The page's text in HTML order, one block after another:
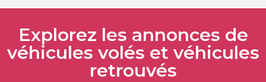
Explorez les annonces de
véhicules volés et véhicules
retrouvés